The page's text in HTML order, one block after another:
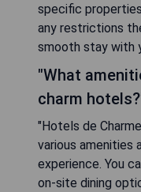
specific
any restrictions
smooth stay with
"What
charm
"Hotels de
various amenities
experience. You
on-site dining